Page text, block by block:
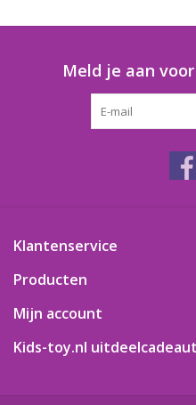
Speelgoedpakketten
Gevulde capsules & mixen
Snoep / kauwgomballen
Meld je aan
Klantenservice
Producten
Mijn account
Kids-toy.nl